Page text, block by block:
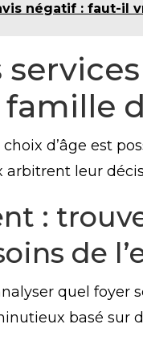
négatif : faut-il
d’âge est
arbitrent leur
:
de
quel
basé sur